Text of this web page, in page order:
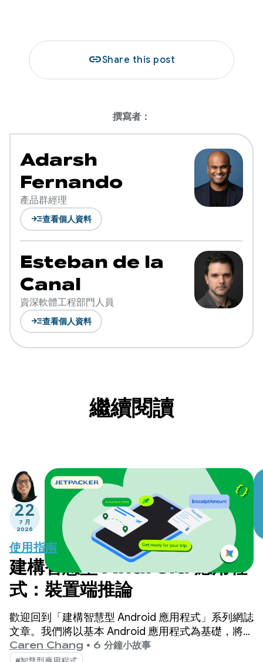
linkShare this post
撰寫者：
Adarsh
Fernando
產品群經理
read_more查看個人資料
Esteban de la
Canal
資深軟體工程部門人員
read_more查看個人資料
繼續閱讀
22
7 月
2026
使用指南
建構智慧型 Android 應用程
式：裝置端推論
歡迎回到「建構智慧型 Android 應用程式」系列網誌
文章。我們將以基本 Android 應用程式為基礎，將其
轉換為個人化、智慧型和代理式體驗。在上一篇文章
Caren Chang • 6 分鐘小故事